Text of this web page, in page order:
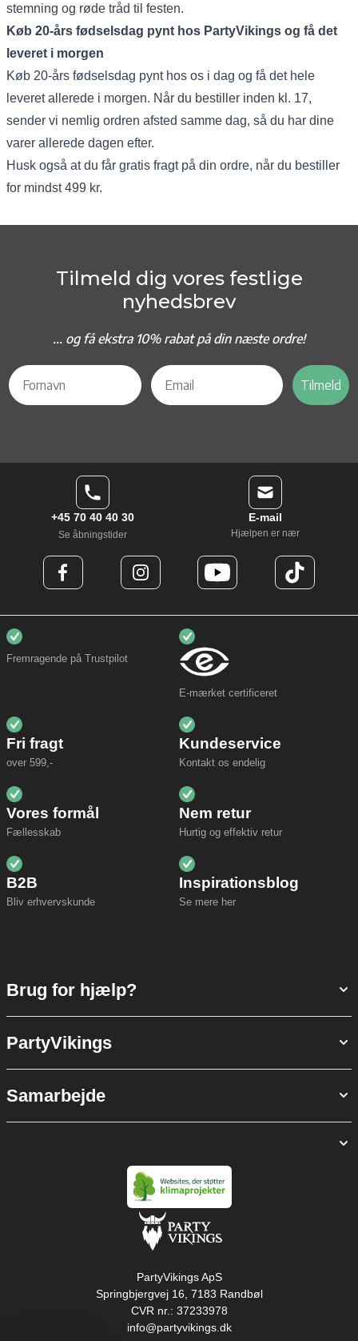
stemning og røde tråd til festen.
Køb 20-års fødselsdag pynt hos PartyVikings og få det
leveret i morgen
Køb 20-års fødselsdag pynt hos os i dag og få det hele
leveret allerede i morgen. Når du bestiller inden kl. 17,
sender vi nemlig ordren afsted samme dag, så du har dine
varer allerede dagen efter.
Husk også at du får gratis fragt på din ordre, når du bestiller
for mindst 499 kr.
Tilmeld dig vores festlige
nyhedsbrev
... og få ekstra 10% rabat på din næste ordre!
Tilmeld
+45 70 40 40 30
Se åbningstider
E-mail
Hjælpen er nær
Fremragende på Trustpilot
E-mærket certificeret
Fri fragt
over 599,-
Kundeservice
Kontakt os endelig
Vores formål
Fællesskab
Nem retur
Hurtig og effektiv retur
B2B
Bliv erhvervskunde
Inspirationsblog
Se mere her
Brug for hjælp?
PartyVikings
Samarbejde
PartyVikings ApS
Springbjergvej 16, 7183 Randbøl
CVR nr.: 37233978
info@partyvikings.dk